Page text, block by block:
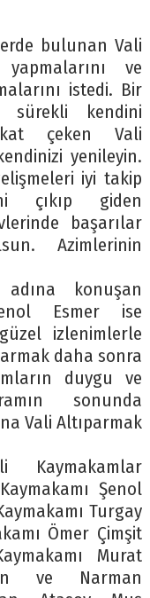
bulunan Vali
ve
istedi. Bir
sürekli kendini
çeken Vali
yenileyin.
iyi takip
çıkıp giden
başarılar
Azimlerinin
konuşan
Esmer ise
izlenimlerle
daha sonra
duygu ve
sonunda
Vali Altıparmak
Kaymakamlar
Şenol
Turgay
Ömer Çimşit
Murat
ve Narman